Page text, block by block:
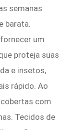
semanas
barata.
um
proteja suas
e insetos,
rápido. Ao
com
Tecidos de